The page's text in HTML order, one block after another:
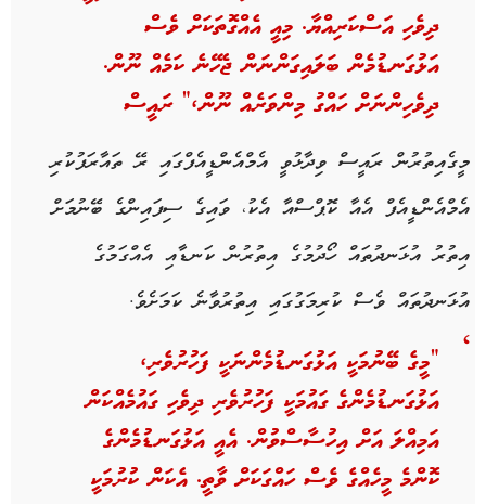
ދިވެހި އަސްކަރިއްޔާ. މިއީ އެއްގޮތަކަށް ވެސް
އަޅުގަނޑުމެން ބަލައިގަންނަން ޖެހޭނެ ކަމެއް ނޫން.
ދިވެހިންނަށް ހައްގު މިންވަރެއް ނޫން،” ރައީސް
މީގެއިތުރުން ރައީސް ވިދާޅުވީ އެމްއެންޑީއެފްގައި ރޭ ތައާރަފުކުރި
އެމްއެންޑީއެފް އެއާ ކޮޕްސްއާ އެކު، ވައިގެ ސިފައިންގެ ބޭނުމަށް
އިތުރު އުޅަނދުތައް ހޯދުމުގެ އިތުރުން ކަނޑާއި އެއްގަމުގެ
އުޅަނދުތައް ވެސް ކުރިމަގުގައި އިތުރުވާނެ ކަމަށެވެ.
“މީގެ ބޭނުމަކީ އަޅުގަނޑުމެންނަކީ ފަހުރުވެރި،
އަޅުގަނޑުމެންގެ ގައުމަކީ ފަހުރުވެރި ދިވެހި ގައުމެއްކަން
އަމިއްލަ އަށް އިހުސާސްވުން. އެއީ އަޅުގަނޑުމެންގެ
ކޮންމެ މީހެއްގެ ވެސް ހައްގަކަށް ވާތީ. އެކަން ކުރުމަކީ